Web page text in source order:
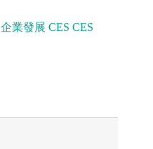
企業發展 CES CES